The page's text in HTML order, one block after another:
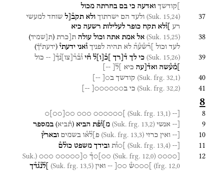
]קודשך ואדעה כי בם בחרתה מכול
37
(Suk. 15,24) ולעד הם ישרתוך ולא תקב֯[ל שוחד למעשי
רע
]ו֯לא תקח כופר לעלילות רשעה כיא
38
(Suk. 15,25) אל אמת אתה וכול עולה ת[כרת (ת[שמיד)
לעד וכול ]ר֯ש֯ע֯ה֯ לא תהיה לפניך ו֯אני ידעתי֯ (ידעתי֯ך֯)
39
(Suk. 15,26) כי לך ד֯[רך ]כ֯ ו ל֯ ח֯י ו֯ב֯ר֯ צו נ֯ך֯[ -- כול
]מ֯ע֯שה ואד֯[עה כיא ]ל֯[ --]
40
(Suk. frg. 32,1) קודשך ב○[ --]
41
(Suk. frg. 32,2) כי ב○○○○○○[ --]
8
8
[--
(Suk. frg. 13,1)
]○○○○○○
○○○
○○
○○
○
9
[-- אנשי (Suk. frg. 13,2) מ]ו֯פ֯ת הביא (ת֯ביא) במספר
10
[-- ואין כרזי (Suk. frg. 13,3) פ]ל֯א֯ו בשמים ובארץ֯
11
[--
(Suk. frg. 13,4) ]○ו֯ת ובידך משפט כול֯ם֯
12
[○○○○
(Suk. frg. 12,0) ○○]○ך֯ ○[○○○○○
○○○
(Suk.
frg. 12,0)
]○○○ש֯ ○○[
-- ואין (Suk. frg. 13,5)
]ל֯נ֯ג֯ד֯ך